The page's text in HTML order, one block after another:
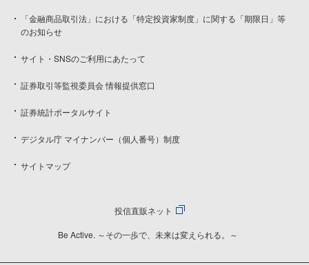
「金融商品取引法」における「特定投資家制度」に関する「期限日」等
のお知らせ
サイト・SNSのご利用にあたって
証券取引等監視委員会 情報提供窓口
証券統計ポータルサイト
デジタル庁 マイナンバー（個人番号）制度
サイトマップ
投信直販ネット
Be Active. ～その一歩で、未来は変えられる。～